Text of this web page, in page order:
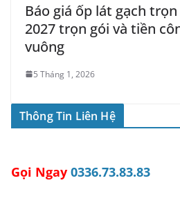
Báo giá ốp lát gạch
2027 trọn gói và tiền
vuông
5 Tháng 1, 2026
Thông Tin Liên Hệ
Gọi Ngay 0336.73.83.83